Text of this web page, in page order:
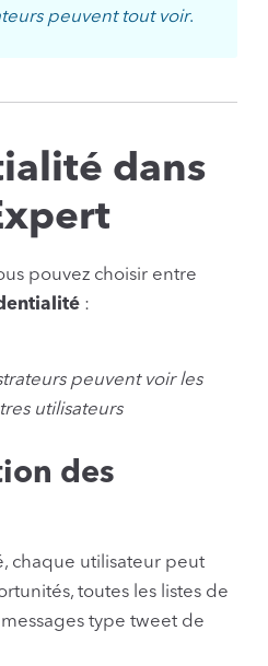
peuvent tout voir.
dans
pouvez choisir entre
:
peuvent voir les
utilisateurs
des
chaque utilisateur peut
toutes les listes de
type tweet de